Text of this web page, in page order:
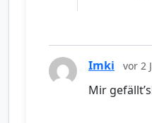
Imki vor 2
Mir